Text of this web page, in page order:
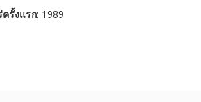
ครั้งแรก: 1989